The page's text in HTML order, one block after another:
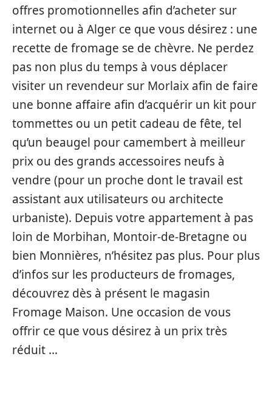
offres promotionnelles afin d’acheter sur
internet ou à Alger ce que vous désirez : une
recette de fromage se de chèvre. Ne perdez
pas non plus du temps à vous déplacer
visiter un revendeur sur Morlaix afin de faire
une bonne affaire afin d’acquérir un kit pour
tommettes ou un petit cadeau de fête, tel
qu’un beaugel pour camembert à meilleur
prix ou des grands accessoires neufs à
vendre (pour un proche dont le travail est
assistant aux utilisateurs ou architecte
urbaniste). Depuis votre appartement à pas
loin de Morbihan, Montoir-de-Bretagne ou
bien Monnières, n’hésitez pas plus. Pour plus
d’infos sur les producteurs de fromages,
découvrez dès à présent le magasin
Fromage Maison. Une occasion de vous
offrir ce que vous désirez à un prix très
réduit …